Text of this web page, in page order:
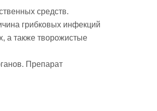
средств.
грибковых инфекций
а также творожистые
Препарат